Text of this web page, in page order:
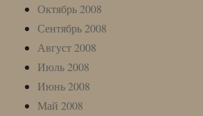
Октябрь 2008
Сентябрь 2008
Август 2008
Июль 2008
Июнь 2008
Май 2008